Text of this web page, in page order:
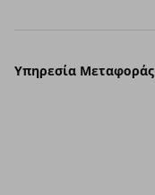
Υπηρεσία Μεταφοράς